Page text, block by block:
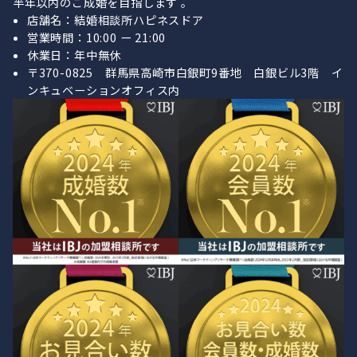
店舗名：結婚相談所ハピネスドア
営業時間：10:00 ー 21:00
休業日：年中無休
〒370-0825 群馬県高崎市白銀町9番地 白銀ビル3階 イ
ンキュベーションオフィス内